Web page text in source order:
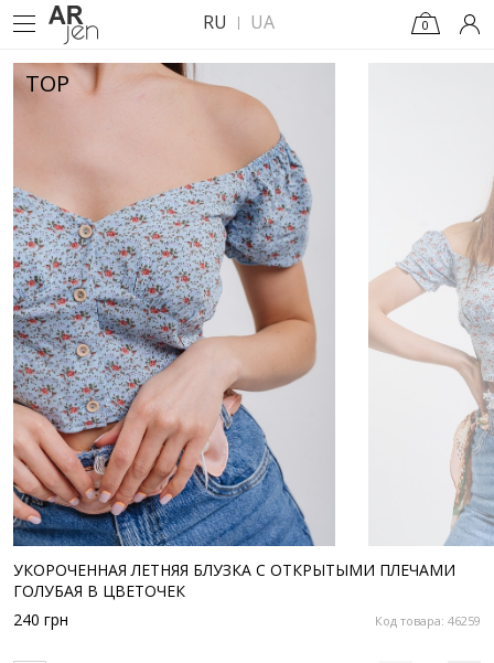
RU UA 0
TOP
УКОРОЧЕННАЯ ЛЕТНЯЯ БЛУЗКА С ОТКРЫТЫМИ ПЛЕЧАМИ
ГОЛУБАЯ В ЦВЕТОЧЕК
Код товара: 46259
240 грн